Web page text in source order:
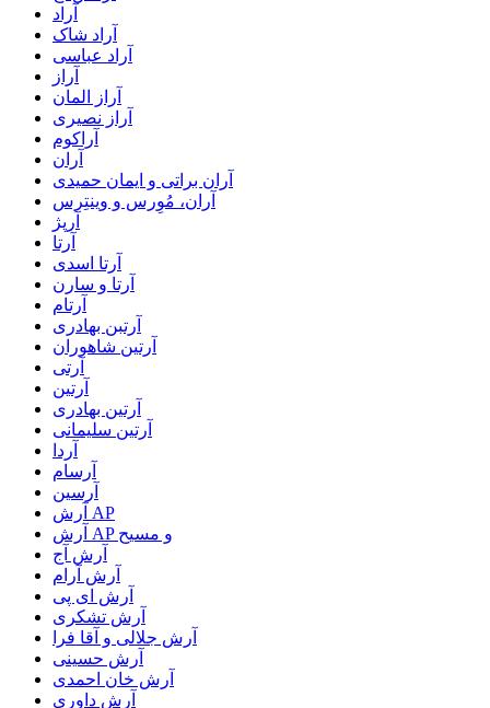
آراد
آراد شاک
آراد عباسی
آراز
آراز المان
آراز نصیری
آراکوم
آران
آران براتی و ایمان حمیدی
آران، مُوِرس و وینتِرس
آرپژ
آرتا
آرتا اسدی
آرتا و سارن
آرتام
آرتبن بهادری
آرتين شاهوران
آرتی
آرتین
آرتین بهادری
آرتین سلیمانی
آردا
آرسام
آرسین
آرش AP
آرش AP و مسیح
آرش آج
آرش آرام
آرش ای پی
آرش تشکری
آرش جلالی و آقا فرا
آرش حسینی
آرش خان احمدی
آرش داوری